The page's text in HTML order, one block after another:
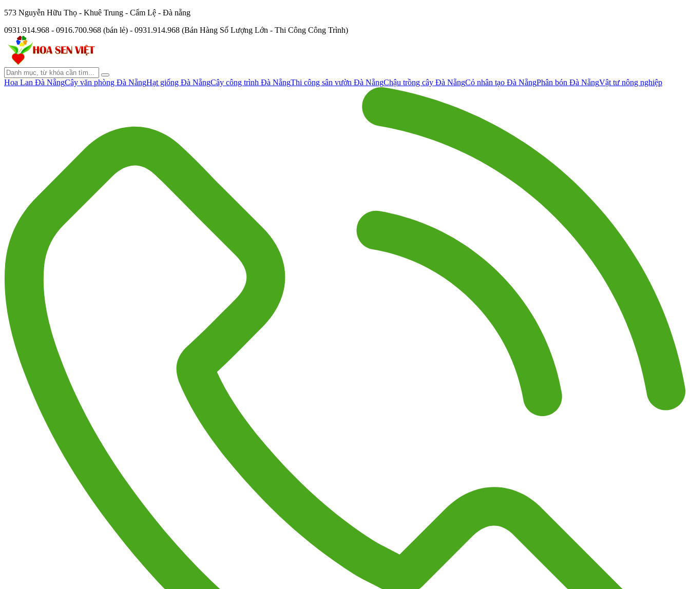
573 Nguyễn Hữu Thọ - Khuê Trung - Cẩm Lệ - Đà nẵng
0931.914.968 - 0916.700.968 (bán lẻ) - 0931.914.968 (Bán Hàng Số Lượng Lớn - Thi Công Công Trình)
Hoa Lan Đà NẵngCây văn phòng Đà NẵngHạt giống Đà NẵngCây công trình Đà NẵngThi công sân vườn Đà NẵngChậu trồng cây Đà NẵngCỏ nhân tạo Đà NẵngPhân bón Đà NẵngVật tư nông nghiệp